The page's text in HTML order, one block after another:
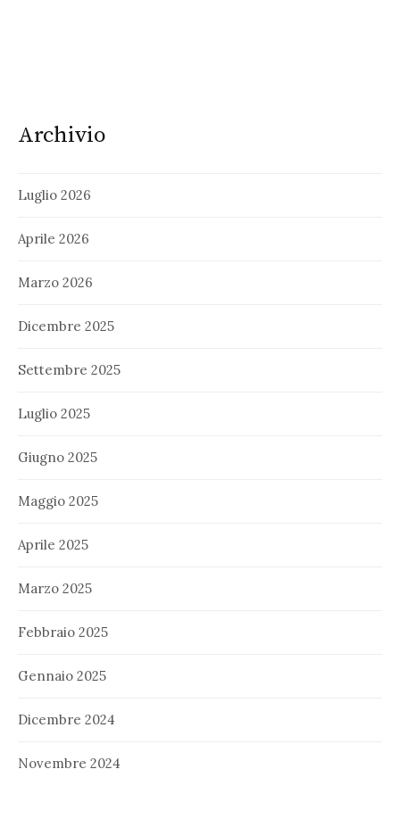
Archivio
Luglio 2026
Aprile 2026
Marzo 2026
Dicembre 2025
Settembre 2025
Luglio 2025
Giugno 2025
Maggio 2025
Aprile 2025
Marzo 2025
Febbraio 2025
Gennaio 2025
Dicembre 2024
Novembre 2024